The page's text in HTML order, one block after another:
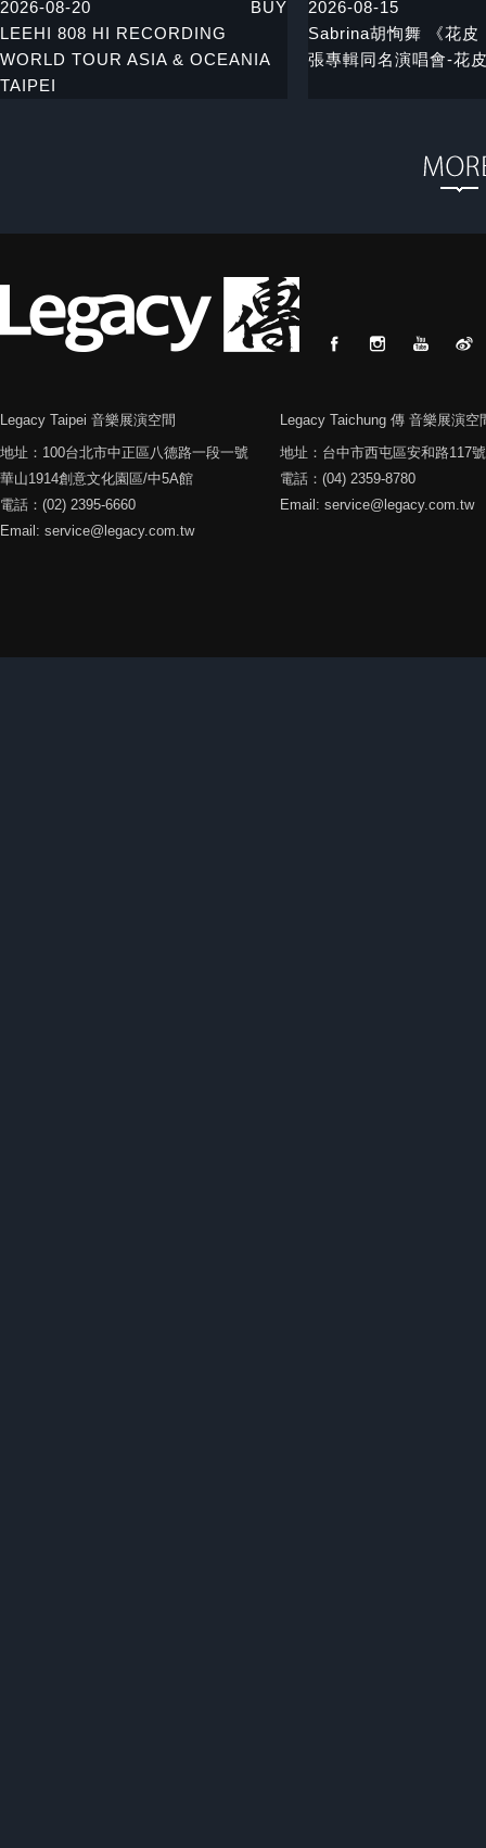
2026-08-20
BUY
LEEHI 808 HI RECORDING
WORLD TOUR ASIA & OCEANIA
TAIPEI
2026-08-15
Sabrina胡恂舞 《花
張專輯同名演唱會-花
Legacy Taipei 音樂展演空間
Legacy Taichung 傳 音樂展演空
地址：100台北市中正區八德路一段一號
華山1914創意文化園區/中5A館
電話：(02) 2395-6660
Email: service@legacy.com.tw
地址：台中市西屯區安和路117號
電話：(04) 2359-8780
Email: service@legacy.com.tw